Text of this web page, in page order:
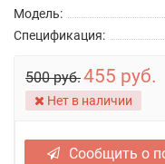
Модель:
Спецификация:
500 руб.455 руб.
Нет в наличии
Сообщить о